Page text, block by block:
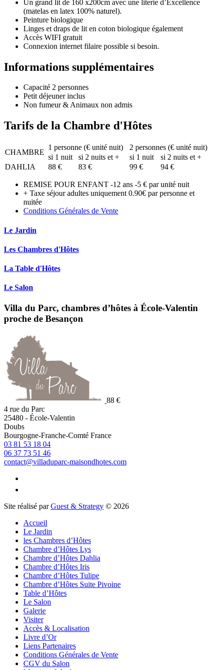
Un grand lit de 160 x200cm avec une literie d’Excellence
(matelas en latex 100% naturel).
Peinture biologique
Linges et draps de lit en coton biologique également
Accès WIFI gratuit
Connexion internet filaire possible si besoin.
Informations supplémentaires
Capacité 2 personnes
Petit déjeuner inclus
Non fumeur & Animaux non admis
Tarifs de la Chambre d'Hôtes
CHAMBRE
1 personne (€ unité nuit)
2 personnes (€ unité nuit)
si 1 nuit
si 2 nuits et + si 1 nuit
si 2 nuits et +
DAHLIA
88 € 83 € 99 € 94 €
REMISE POUR ENFANT -12 ans -5 € par unité nuit
+ Taxe séjour adultes uniquement 0.90€ par personne et
nuitée
Conditions Générales de Vente
Le Jardin
Les Chambres d'Hôtes
La Table d'Hôtes
Le Salon
Villa du Parc, chambres d’hôtes à École-Valentin
proche de Besançon
88 €
4 rue du Parc
25480 - École-Valentin
Doubs
Bourgogne-Franche-Comté France
03 81 53 18 04
06 37 73 51 46
contact@villaduparc-maisondhotes.com
Site réalisé parGuest & Strategy © 2026
Accueil
Le Jardin
les Chambres d’Hôtes
Chambre d’Hôtes Lys
Chambre d’Hôtes Dahlia
Chambre d’Hôtes Iris
Chambre d’Hôtes Tulipe
Chambre d’Hôtes Suite Pivoine
Table d’Hôtes
Le Salon
Galerie
Visiter
Accès & Localisation
Livre d’Or
Liens Partenaires
Conditions Générales de Vente
CGV du Salon